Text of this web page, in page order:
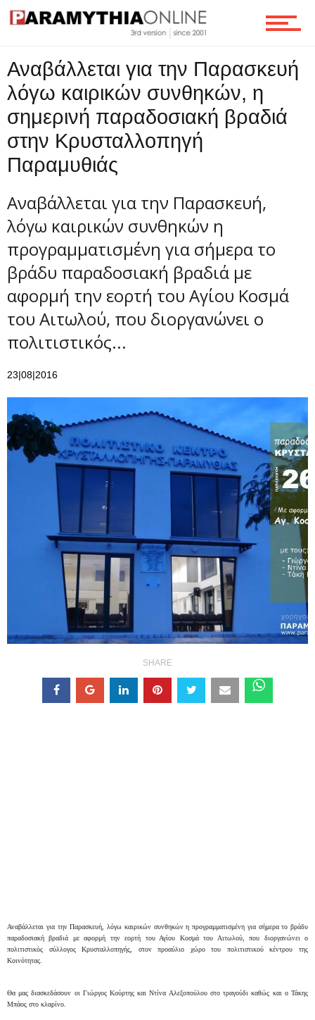
Ροή
Επικοινωνία
Αναβάλλεται για την Παρασκευή
λόγω καιρικών συνθηκών, η
σημερινή παραδοσιακή βραδιά
στην Κρυσταλλοπηγή
Παραμυθιάς
Αναβάλλεται για την Παρασκευή,
λόγω καιρικών συνθηκών η
προγραμματισμένη για σήμερα το
βράδυ παραδοσιακή βραδιά με
αφορμή την εορτή του Αγίου Κοσμά
του Αιτωλού, που διοργανώνει ο
πολιτιστικός...
23|08|2016
SHARE
Αναβάλλεται για την Παρασκευή, λόγω καιρικών συνθηκών η προγραμματισμένη για σήμερα το βράδυ
παραδοσιακή βραδιά με αφορμή την εορτή του Αγίου Κοσμά του Αιτωλού, που διοργανώνειο
πολιτιστικός σύλλογος Κρυσταλλοπηγής, στον προαύλιο χώρο του πολιτιστικού κέντρου της
Κοινότητας.
Θα μας διασκεδάσουν οι Γιώργος Κούρτης και Ντίνα Αλεξοπούλου στο τραγούδι καθώς και ο Τάκης
Μπάος στο κλαρίνο.